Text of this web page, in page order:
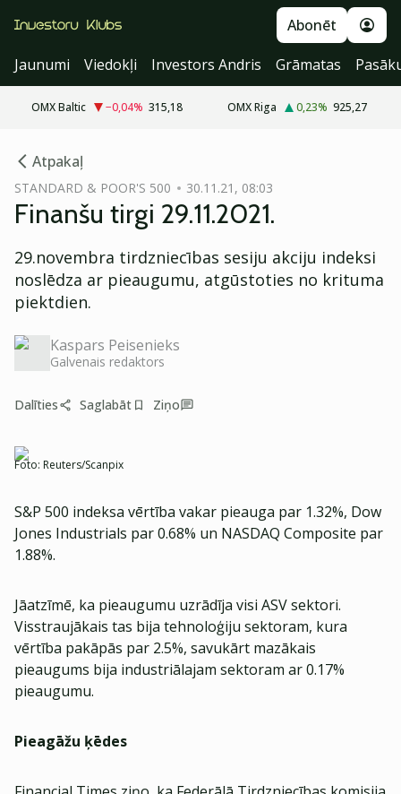
Abonēt
Jaunumi
Viedokļi Investors Andris Grāmatas
OMX Baltic −0,04% 315,18 OMX Riga 0,23% 925,27
Atpakaļ
STANDARD & POOR'S 500 30.11.21, 08:03
Finanšu tirgi 29.11.2021.
29.novembra tirdzniecības sesiju akciju indeksi
noslēdza ar pieaugumu, atgūstoties no krituma
piektdien.
Kaspars Peisenieks
Galvenais redaktors
Dalīties Saglabāt Ziņo
Foto: Reuters/Scanpix
S&P 500 indeksa vērtība vakar pieauga par 1.32%, Dow
Jones Industrials par 0.68% un NASDAQ Composite par
1.88%.
Jāatzīmē, ka pieaugumu uzrādīja visi ASV sektori.
Visstraujākais tas bija tehnoloģiju sektoram, kura
vērtība pakāpās par 2.5%, savukārt mazākais
pieaugums bija industriālajam sektoram ar 0.17%
pieaugumu.
Pieagāžu ķēdes